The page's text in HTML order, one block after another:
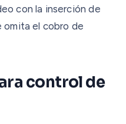
con la inserción de
el cobro de
control de